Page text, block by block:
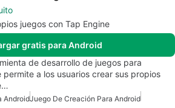
juegos con Tap Engine
gratis para Android
de desarrollo de juegos para
a los usuarios crear sus propios
AndroidJuego De Creación Para Android